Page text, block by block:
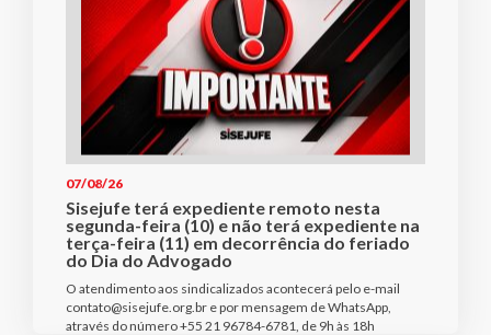
07/08/26
Sisejufe terá expediente remoto nesta
segunda-feira (10) e não terá expediente na
terça-feira (11) em decorrência do feriado
do Dia do Advogado
O atendimento aos sindicalizados acontecerá pelo e-mail
contato@sisejufe.org.br e por mensagem de WhatsApp,
através do número +55 21 96784-6781, de 9h às 18h